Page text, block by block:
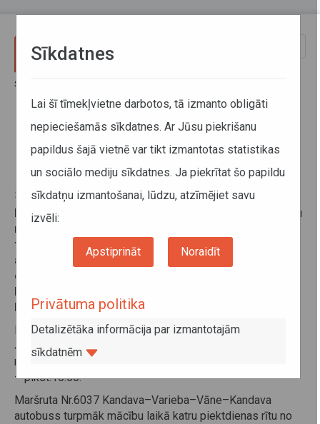
Sākums
No 1.marta vēl četri maršruti tiks
pielāgoti skolēnu vajadzībām
25. februāris 2016
Pielāgojot sabiedriskā transporta kursēšanas grafiku
mācību iestāžu darbalaikam, no 2016.gada 1.marta
tiks veikti grozījumi četros SIATukuma auto
apkalpotajos maršrutos – Nr.5551 Jaunpils–Saules
centrs–Jaunpils, Nr.6037 Kandava–Varieba–Vāne–
Kandava un Nr.6046 Tukums–Brizule–Kandava.
Pielāgojot maršrutu Nr.5551 Jaunpils–Saules centrs–
Jaunpils skolēnu vajadzībām, no 1.marta attiecīgā
maršruta autobuss no Jaunpils izbrauks 30 minūtes vēlāk
– plkst.15.50.
Maršruta Nr.6037 Kandava–Varieba–Vāne–Kandava
autobuss turpmāk mācību laikā katru piektdienas rītu no
Sīkdatnes
Lai šī tīmekļvietne darbotos, tā izmanto obligāti
nepieciešamās sīkdatnes. Ar Jūsu piekrišanu
papildus šajā vietnē var tikt izmantotas statistikas
un sociālo mediju sīkdatnes. Ja piekrītat šo papildu
sīkdatņu izmantošanai, lūdzu, atzīmējiet savu
izvēli:
Apstiprināt Noraidīt
Privātuma politika
Detalizētāka informācija par izmantotajām
sīkdatnēm